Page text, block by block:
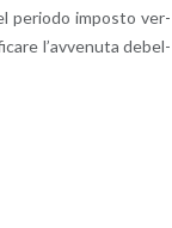
pe­rio­do im­po­sto ver­
l’av­ve­nu­ta de­bel­